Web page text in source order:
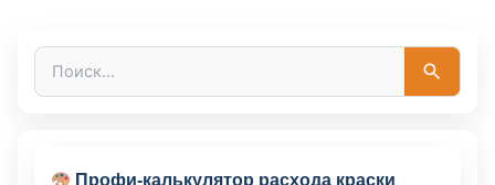
П
и
Профи-калькулятор расхода краски